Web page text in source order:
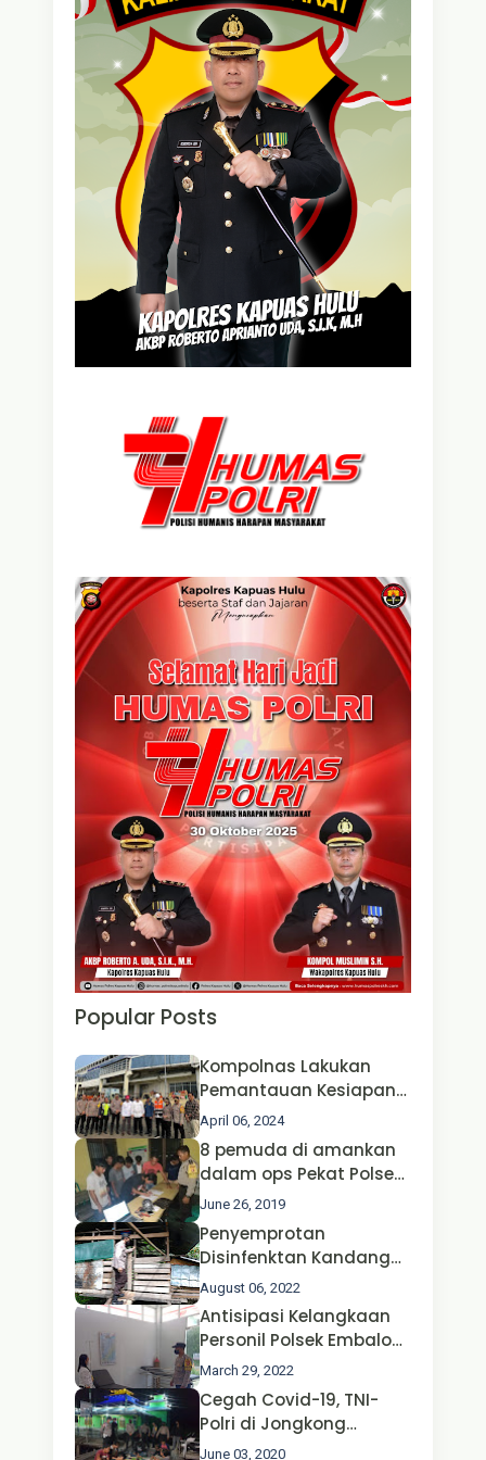
Popular Posts
Kompolnas Lakukan
Pemantauan Kesiapan
Operasi Ketupat 2024 di
Polda Jatim Bersama
Kapolri dan Menteri
Perhubungan
April 06, 2024
8 pemuda di amankan
dalam ops Pekat Polsek
Jongkong
June 26, 2019
Penyemprotan
Disinfenktan Kandang
Ternak Kambing warga
Oleh Satgas Ops Aman
Nusa II Polda Kalbar*
August 06, 2022
Antisipasi Kelangkaan
Personil Polsek Embaloh
Hulu Gencar Lakukan
Pengecekan Oksigen
March 29, 2022
Cegah Covid-19, TNI-
Polri di Jongkong
Himbau Masyarakat
June 03, 2020